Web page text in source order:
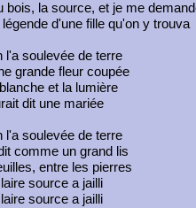
bois, la source, et je me
d'une fille qu'on y trouva
l'a soulevée de terre
grande fleur coupée
et la lumière
dit une mariée
l'a soulevée de terre
comme un grand lis
entre les pierres
source a jailli
source a jailli